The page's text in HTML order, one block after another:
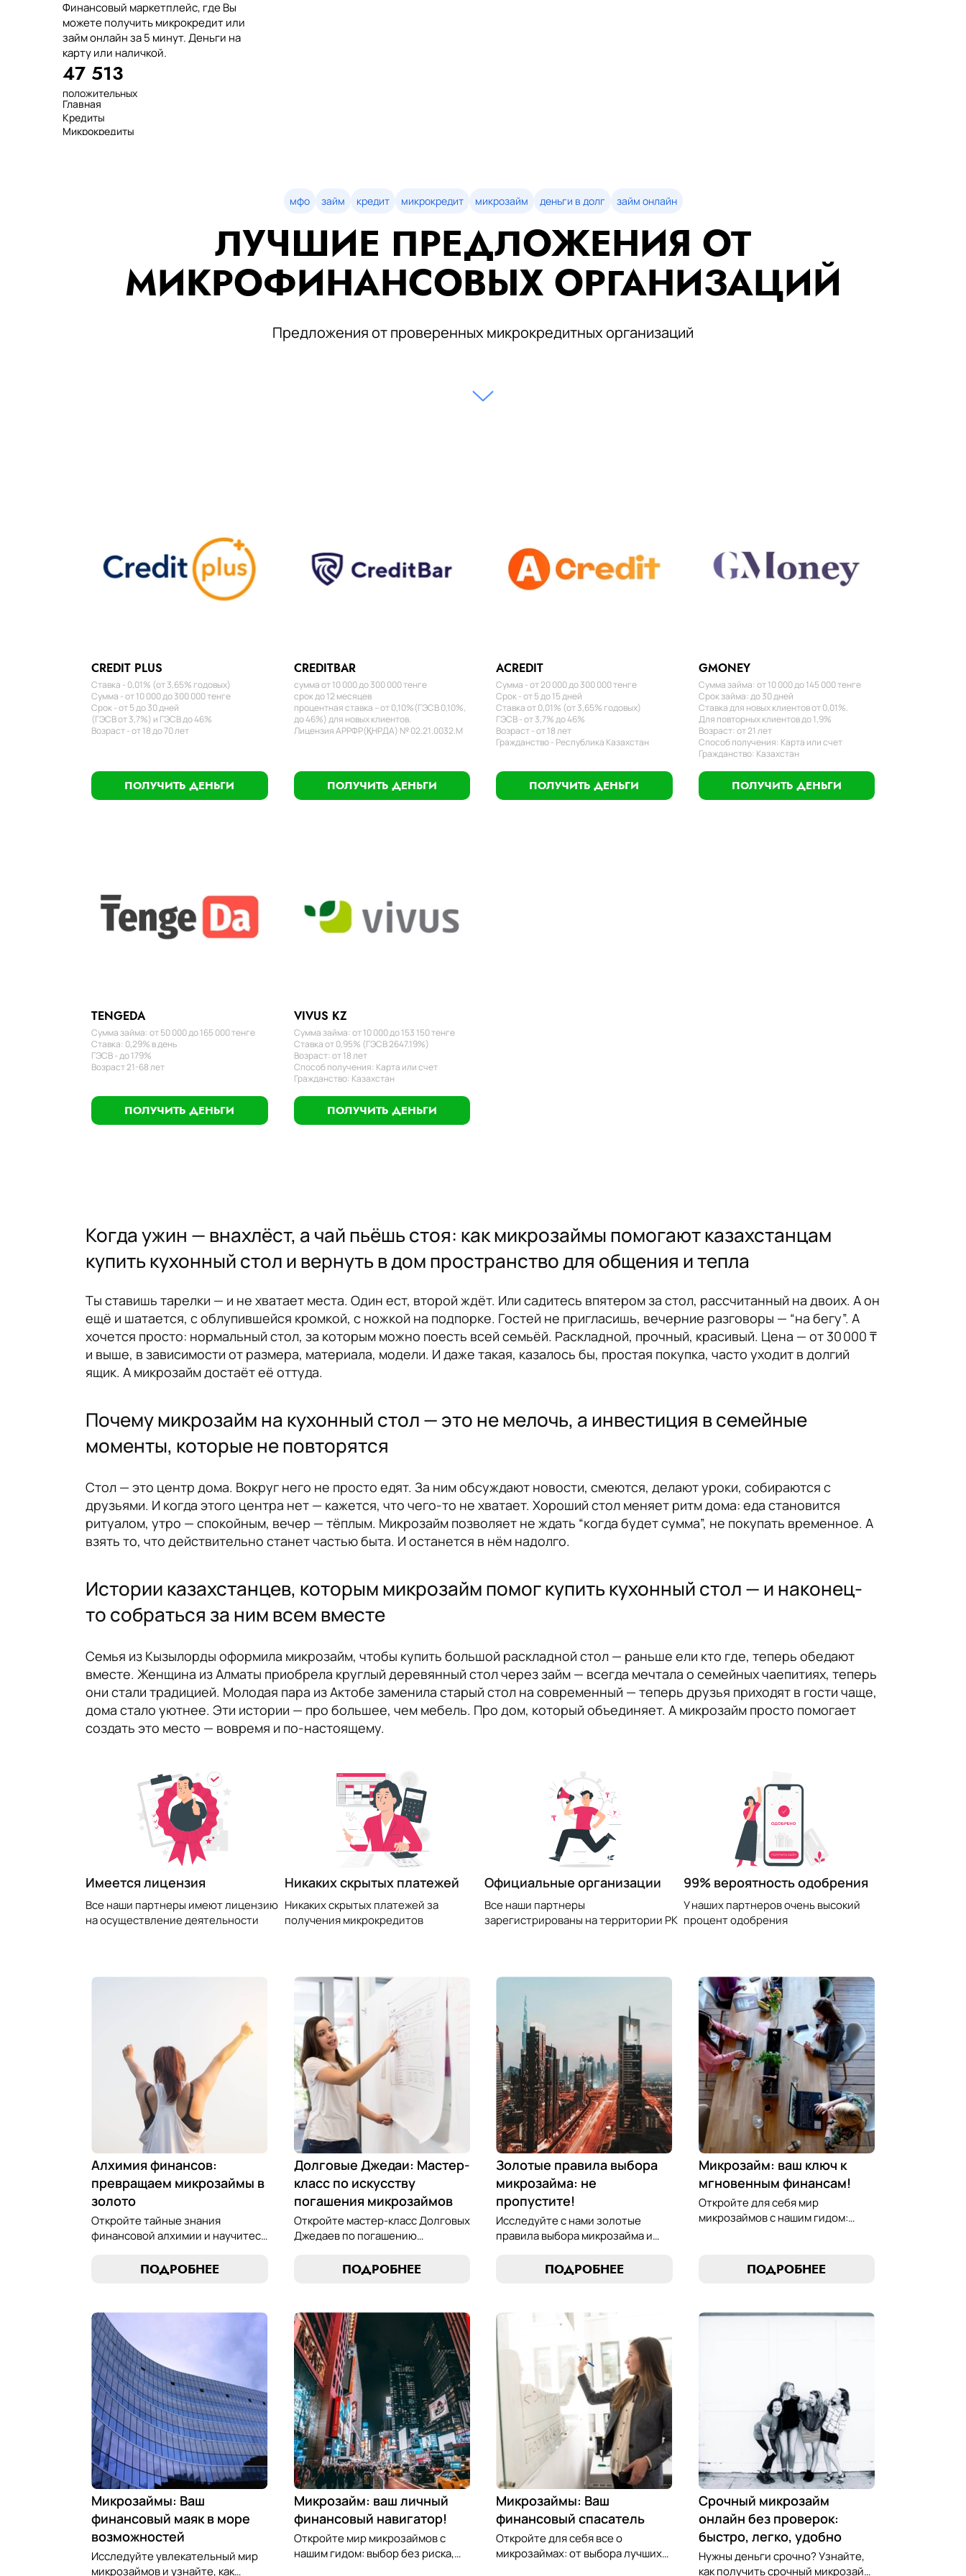
Финансовый маркетплейс, где Вы
можете получить микрокредит или
займ онлайн за 5 минут. Деньги на
карту или наличкой.
47 513
положительных
отзывов
тенге выдано
нашим клиентам
7 минут
Главная
Кредиты
Микрокредиты
мфо займ кредит микрокредит микрозайм деньги в долг займ онлайн
ЛУЧШИЕ ПРЕДЛОЖЕНИЯ ОТ
МИКРОФИНАНСОВЫХ ОРГАНИЗАЦИЙ
Предложения от проверенных микрокредитных организаций
CREDIT PLUS
Ставка - 0,01% (от 3,65% годовых)
Сумма - от 10 000 до 300 000 тенге
Срок - от 5 до 30 дней
(ГЭСВ от 3,7%) и ГЭСВ до 46%
Возраст - от 18 до 70 лет
ПОЛУЧИТЬ ДЕНЬГИ
CREDITBAR
сумма от 10 000 до 300 000 тенге
срок до 12 месяцев
процентная ставка – от 0,10%(ГЭСВ 0,10%,
до 46%) для новых клиентов.
Лицензия АРРФР(ҚНРДА) № 02.21.0032.М
ПОЛУЧИТЬ ДЕНЬГИ
ACREDIT
Сумма - от 20 000 до 300 000 тенге
Срок - от 5 до 15 дней
Ставка от 0,01% (от 3,65% годовых)
ГЭСВ - от 3,7% до 46%
Возраст - от 18 лет
Гражданство - Республика Казахстан
ПОЛУЧИТЬ ДЕНЬГИ
GMONEY
Сумма займа: от 10 000 до 145 000 тенге
Срок займа: до 30 дней
Ставка для новых клиентов от 0,01%.
Для повторных клиентов до 1,9%
Возраст: от 21 лет
Способ получения: Карта или счет
Гражданство: Казахстан
ПОЛУЧИТЬ ДЕНЬГИ
TENGEDA
Сумма займа: от 50 000 до 165 000 тенге
Ставка: 0,29% в день
ГЭСВ - до 179%
Возраст 21-68 лет
ПОЛУЧИТЬ ДЕНЬГИ
VIVUS KZ
Сумма займа: от 10 000 до 153 150 тенге
Ставка от 0,95% (ГЭСВ 2647.19%)
Возраст: от 18 лет
Способ получения: Карта или счет
Гражданство: Казахстан
ПОЛУЧИТЬ ДЕНЬГИ
Когда ужин — внахлёст, а чай пьёшь стоя: как микрозаймы помогают казахстанцам
купить кухонный стол и вернуть в дом пространство для общения и тепла
Ты ставишь тарелки — и не хватает места. Один ест, второй ждёт. Или садитесь впятером за стол, рассчитанный на двоих. А он
ещё и шатается, с облупившейся кромкой, с ножкой на подпорке. Гостей не пригласишь, вечерние разговоры — “на бегу”. А
хочется просто: нормальный стол, за которым можно поесть всей семьёй. Раскладной, прочный, красивый. Цена — от 30 000 ₸
и выше, в зависимости от размера, материала, модели. И даже такая, казалось бы, простая покупка, часто уходит в долгий
ящик. А микрозайм достаёт её оттуда.
Почему микрозайм на кухонный стол — это не мелочь, а инвестиция в семейные
моменты, которые не повторятся
Стол — это центр дома. Вокруг него не просто едят. За ним обсуждают новости, смеются, делают уроки, собираются с
друзьями. И когда этого центра нет — кажется, что чего-то не хватает. Хороший стол меняет ритм дома: еда становится
ритуалом, утро — спокойным, вечер — тёплым. Микрозайм позволяет не ждать “когда будет сумма”, не покупать временное. А
взять то, что действительно станет частью быта. И останется в нём надолго.
Истории казахстанцев, которым микрозайм помог купить кухонный стол — и наконец-
то собраться за ним всем вместе
Семья из Кызылорды оформила микрозайм, чтобы купить большой раскладной стол — раньше ели кто где, теперь обедают
вместе. Женщина из Алматы приобрела круглый деревянный стол через займ — всегда мечтала о семейных чаепитиях, теперь
они стали традицией. Молодая пара из Актобе заменила старый стол на современный — теперь друзья приходят в гости чаще,
дома стало уютнее. Эти истории — про большее, чем мебель. Про дом, который объединяет. А микрозайм просто помогает
создать это место — вовремя и по-настоящему.
​Имеется лицензия
Все наши партнеры имеют лицензию
на осуществление деятельности
Никаких скрытых платежей
Никаких скрытых платежей за
получения микрокредитов
Официальные организации
Все наши партнеры
зарегистрированы на территории РК
99% вероятность одобрения
У наших партнеров очень высокий
процент одобрения
Алхимия финансов:
превращаем микрозаймы в
золото
Откройте тайные знания
финансовой алхимии и научитесь
микрозаймам в золотые
нашим практическим
руководством.
ПОДРОБНЕЕ
Долговые Джедаи: Мастер-
класс по искусству
погашения микрозаймов
Откройте мастер-класс Долговых
Джедаев по погашению
искусство финансового
финансовой гармонии, следуя
нашим проверенным стратегиям.
ПОДРОБНЕЕ
Золотые правила выбора
микрозайма: не
пропустите!
Исследуйте с нами золотые
правила выбора микрозайма и
оптимальный вариант,
финансовую безопасность. Ваш
компас в мире микрокредитов!
ПОДРОБНЕЕ
Микрозайм: ваш ключ к
мгновенным финансам!
Откройте для себя мир
микрозаймов с нашим гидом:
стратегии погашения и
обеспечить себе финансовую
ПОДРОБНЕЕ
Микрозаймы: Ваш
финансовый маяк в море
возможностей
Исследуйте увлекательный мир
микрозаймов и узнайте, как
Микрозайм: ваш личный
финансовый навигатор!
Откройте мир микрозаймов с
нашим гидом: выбор без риска,
Микрозаймы: Ваш
финансовый спасатель
Откройте для себя все о
микрозаймах: от выбора лучших
Срочный микрозайм
онлайн без проверок:
быстро, легко, удобно
Нужны деньги срочно? Узнайте,
как получить срочный микрозайм